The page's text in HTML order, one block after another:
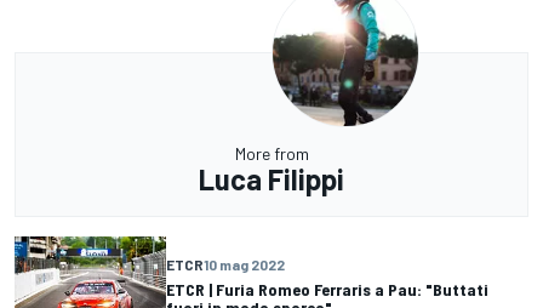
More from
Luca Filippi
ETCR10 mag 2022
ETCR | Furia Romeo Ferraris a Pau: "Buttati